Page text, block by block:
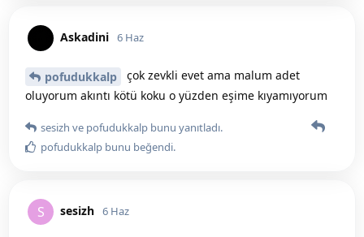
Askadini 6 Haz
pofudukkalp
çok zevkli evet ama malum adet
oluyorum akıntı kötü koku o yüzden eşime kıyamıyorum
sesizh ve pofudukkalp bunu yanıtladı.
pofudukkalp bunu beğendi.
S sesizh 6 Haz